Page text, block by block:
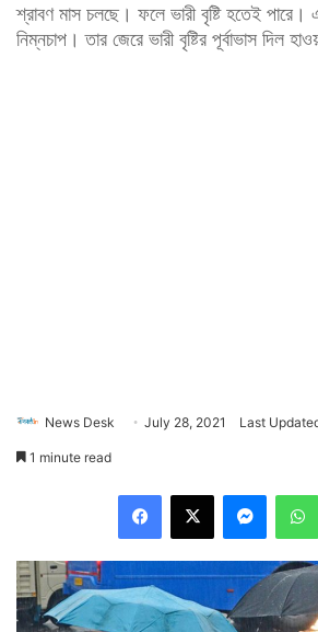
শ্রাবণ মাস চলছে। ফলে ভারী বৃষ্টি হতেই পারে।
নিম্নচাপ। তার জেরে ভারী বৃষ্টির পূর্বাভাস দিল
News Desk July 28, 2021 Last
1 minute read